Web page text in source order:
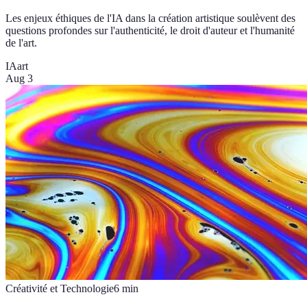
Les enjeux éthiques de l'IA dans la création artistique soulèvent des
questions profondes sur l'authenticité, le droit d'auteur et l'humanité
de l'art.
IAart
Aug 3
Créativité et Technologie6 min